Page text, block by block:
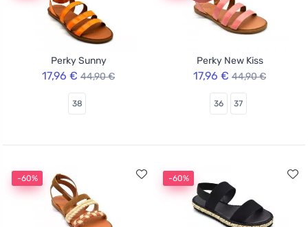
Perky Sunny
17,96 € 44,90 €
38
Perky New Kiss
17,96 € 44,90 €
36 37
-60% -60%